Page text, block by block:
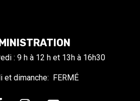
: 9 h à 12 h et 13h à 16h30
et dimanche: FERMÉ